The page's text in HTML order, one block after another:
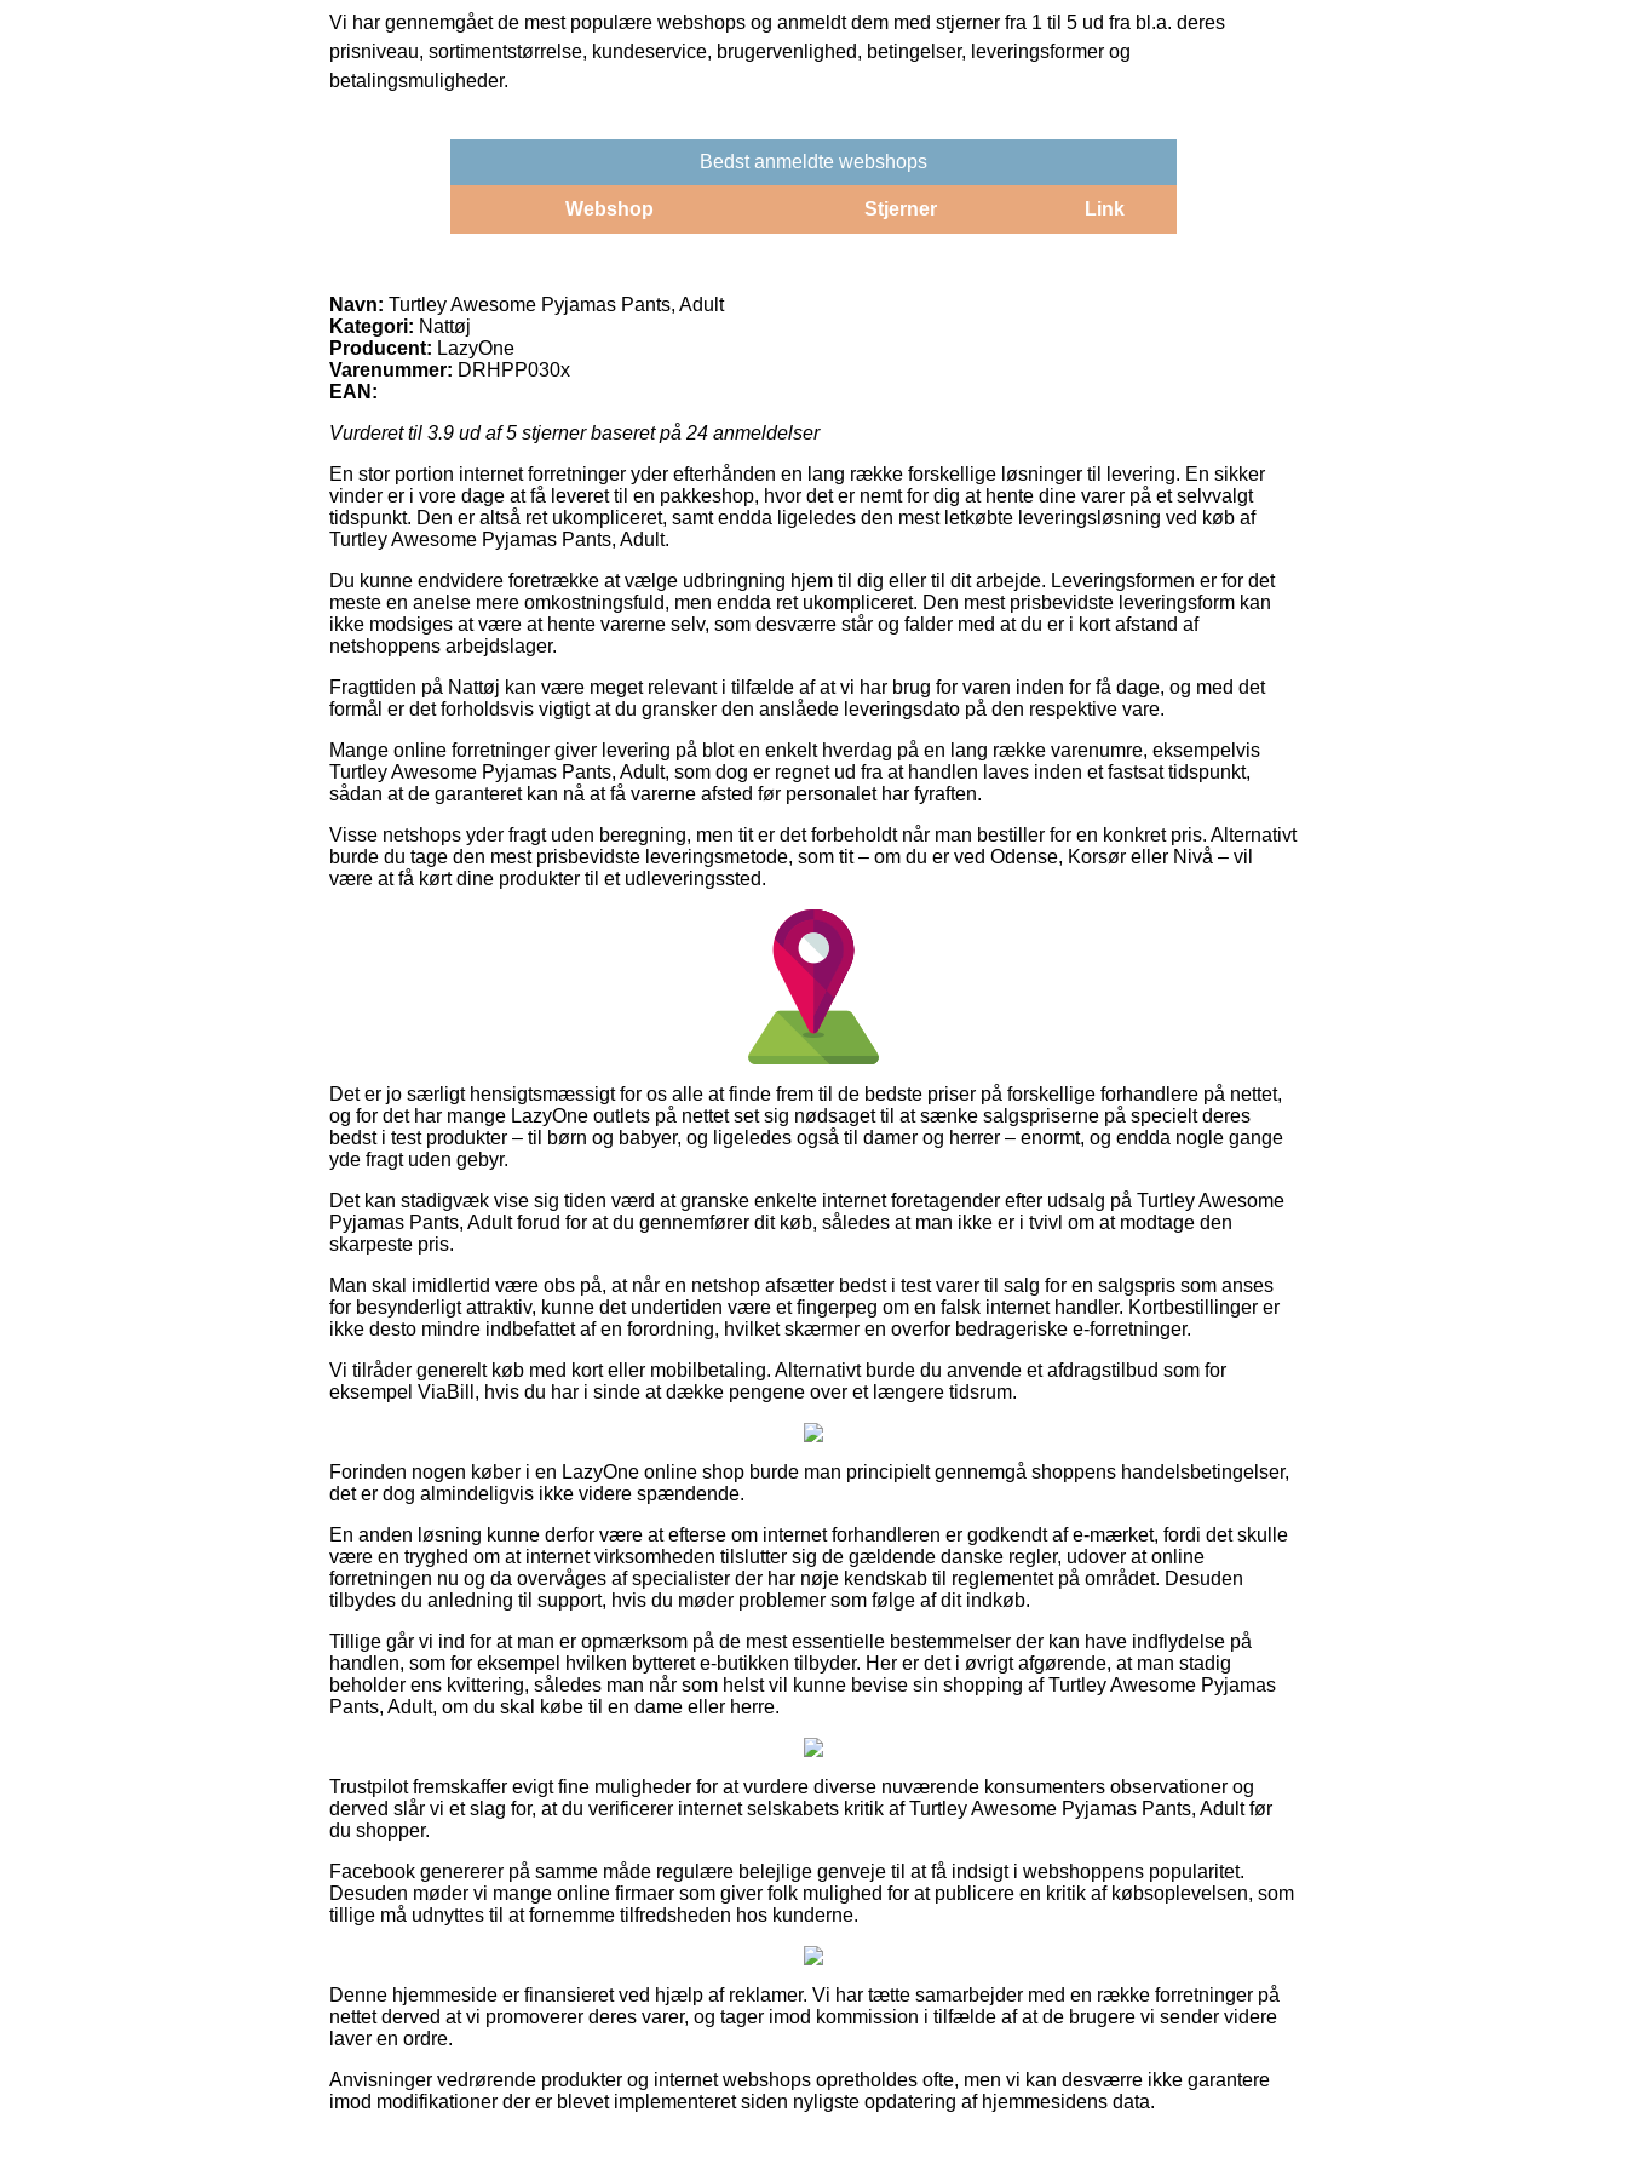
Vi har gennemgået de mest populære webshops og anmeldt dem med stjerner fra 1 til 5 ud fra bl.a. deres
prisniveau, sortimentstørrelse, kundeservice, brugervenlighed, betingelser, leveringsformer og
betalingsmuligheder.
Bedst anmeldte webshops
Webshop Stjerner Link
Navn: Turtley Awesome Pyjamas Pants, Adult
Kategori: Nattøj
Producent: LazyOne
Varenummer: DRHPP030x
EAN:
Vurderet til 3.9 ud af 5 stjerner baseret på 24 anmeldelser
En stor portion internet forretninger yder efterhånden en lang række forskellige løsninger til levering. En sikker
vinder er i vore dage at få leveret til en pakkeshop, hvor det er nemt for dig at hente dine varer på et selvvalgt
tidspunkt. Den er altså ret ukompliceret, samt endda ligeledes den mest letkøbte leveringsløsning ved køb af
Turtley Awesome Pyjamas Pants, Adult.
Du kunne endvidere foretrække at vælge udbringning hjem til dig eller til dit arbejde. Leveringsformen er for det
meste en anelse mere omkostningsfuld, men endda ret ukompliceret. Den mest prisbevidste leveringsform kan
ikke modsiges at være at hente varerne selv, som desværre står og falder med at du er i kort afstand af
netshoppens arbejdslager.
Fragttiden på Nattøj kan være meget relevant i tilfælde af at vi har brug for varen inden for få dage, og med det
formål er det forholdsvis vigtigt at du gransker den anslåede leveringsdato på den respektive vare.
Mange online forretninger giver levering på blot en enkelt hverdag på en lang række varenumre, eksempelvis
Turtley Awesome Pyjamas Pants, Adult, som dog er regnet ud fra at handlen laves inden et fastsat tidspunkt,
sådan at de garanteret kan nå at få varerne afsted før personalet har fyraften.
Visse netshops yder fragt uden beregning, men tit er det forbeholdt når man bestiller for en konkret pris. Alternativt
burde du tage den mest prisbevidste leveringsmetode, som tit – om du er ved Odense, Korsør eller Nivå – vil
være at få kørt dine produkter til et udleveringssted.
Det er jo særligt hensigtsmæssigt for os alle at finde frem til de bedste priser på forskellige forhandlere på nettet,
og for det har mange LazyOne outlets på nettet set sig nødsaget til at sænke salgspriserne på specielt deres
bedst i test produkter – til børn og babyer, og ligeledes også til damer og herrer – enormt, og endda nogle gange
yde fragt uden gebyr.
Det kan stadigvæk vise sig tiden værd at granske enkelte internet foretagender efter udsalg på Turtley Awesome
Pyjamas Pants, Adult forud for at du gennemfører dit køb, således at man ikke er i tvivl om at modtage den
skarpeste pris.
Man skal imidlertid være obs på, at når en netshop afsætter bedst i test varer til salg for en salgspris som anses
for besynderligt attraktiv, kunne det undertiden være et fingerpeg om en falsk internet handler. Kortbestillinger er
ikke desto mindre indbefattet af en forordning, hvilket skærmer en overfor bedrageriske e-forretninger.
Vi tilråder generelt køb med kort eller mobilbetaling. Alternativt burde du anvende et afdragstilbud som for
eksempel ViaBill, hvis du har i sinde at dække pengene over et længere tidsrum.
Forinden nogen køber i en LazyOne online shop burde man principielt gennemgå shoppens handelsbetingelser,
det er dog almindeligvis ikke videre spændende.
En anden løsning kunne derfor være at efterse om internet forhandleren er godkendt af e-mærket, fordi det skulle
være en tryghed om at internet virksomheden tilslutter sig de gældende danske regler, udover at online
forretningen nu og da overvåges af specialister der har nøje kendskab til reglementet på området. Desuden
tilbydes du anledning til support, hvis du møder problemer som følge af dit indkøb.
Tillige går vi ind for at man er opmærksom på de mest essentielle bestemmelser der kan have indflydelse på
handlen, som for eksempel hvilken bytteret e-butikken tilbyder. Her er det i øvrigt afgørende, at man stadig
beholder ens kvittering, således man når som helst vil kunne bevise sin shopping af Turtley Awesome Pyjamas
Pants, Adult, om du skal købe til en dame eller herre.
Trustpilot fremskaffer evigt fine muligheder for at vurdere diverse nuværende konsumenters observationer og
derved slår vi et slag for, at du verificerer internet selskabets kritik af Turtley Awesome Pyjamas Pants, Adult før
du shopper.
Facebook genererer på samme måde regulære belejlige genveje til at få indsigt i webshoppens popularitet.
Desuden møder vi mange online firmaer som giver folk mulighed for at publicere en kritik af købsoplevelsen, som
tillige må udnyttes til at fornemme tilfredsheden hos kunderne.
Denne hjemmeside er finansieret ved hjælp af reklamer. Vi har tætte samarbejder med en række forretninger på
nettet derved at vi promoverer deres varer, og tager imod kommission i tilfælde af at de brugere vi sender videre
laver en ordre.
Anvisninger vedrørende produkter og internet webshops opretholdes ofte, men vi kan desværre ikke garantere
imod modifikationer der er blevet implementeret siden nyligste opdatering af hjemmesidens data.